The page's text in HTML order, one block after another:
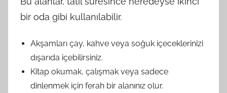
bir oda gibi kullanılabilir.
Akşamları çay, kahve veya soğuk içeceklerinizi
dışarıda içebilirsiniz.
Kitap okumak, çalışmak veya sadece
dinlenmek için ferah bir alanınız olur.